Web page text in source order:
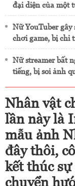
đại diện của một
Nữ YouTuber
chơi game, bị chỉ
Nữ streamer bất
tiếng, bị soi ảnh
Nhân vật
lần này là
mẫu ảnh
đây thôi,
kết thúc
chuyển